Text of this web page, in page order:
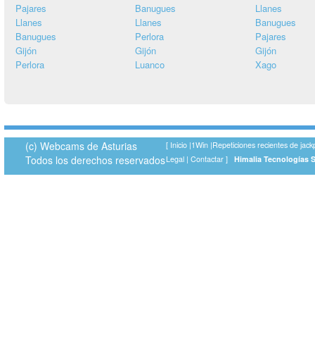
Pajares
Llanes
Banugues
Gijón
Perlora
Banugues
Llanes
Perlora
Gijón
Luanco
Llanes
Banugues
Pajares
Gijón
Xago
(c) Webcams de Asturias
Todos los derechos reservados
[ Inicio |1Win |Repeticiones recientes de
Legal | Contactar Himalia Tecnologías